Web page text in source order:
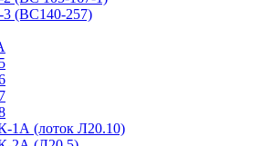
(ВС140-257)
1А (лоток Л20.10)